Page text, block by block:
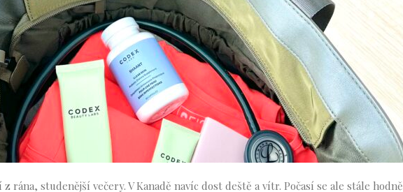
rána, studenější večery. V Kanadě navíc dost deště a vítr. Počasí se ale stále hodně